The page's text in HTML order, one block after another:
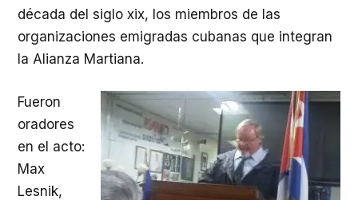
década del siglo xix, los miembros de las
organizaciones emigradas cubanas que integran
la Alianza Martiana.
Fueron
oradores
en el acto:
Max
Lesnik,